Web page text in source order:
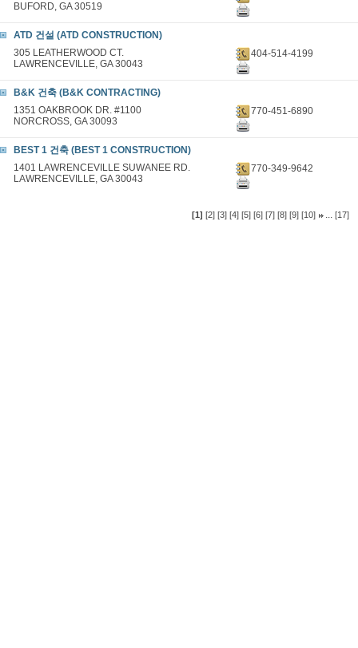
BUFORD, GA 30519
ATD 건설 (ATD CONSTRUCTION)
305 LEATHERWOOD CT.
LAWRENCEVILLE, GA 30043
404-514-4199
B&K 건축 (B&K CONTRACTING)
1351 OAKBROOK DR. #1100
NORCROSS, GA 30093
770-451-6890
BEST 1 건축 (BEST 1 CONSTRUCTION)
1401 LAWRENCEVILLE SUWANEE RD.
LAWRENCEVILLE, GA 30043
770-349-9642
[1] [2] [3] [4] [5] [6] [7] [8] [9] [10] ...[17]